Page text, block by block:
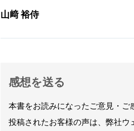
山﨑 裕侍
感想を送る
本書をお読みになったご意見・ご
投稿されたお客様の声は、弊社ウ